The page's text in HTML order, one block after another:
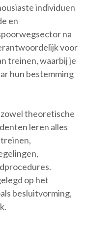
individuen
en
na
voor
treinen, waarbij je
hun bestemming
theoretische
leren alles
op het
besluitvorming,